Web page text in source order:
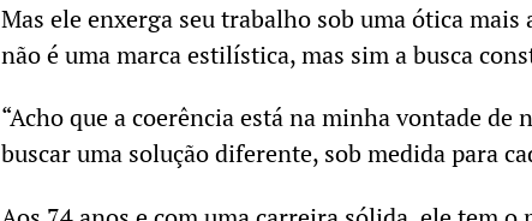
Mas ele enxerga seu trabalho sob uma ótica
não é uma marca estilística, mas sim a busca
“Acho que a coerência está na minha vontade de
buscar uma solução diferente, sob medida para